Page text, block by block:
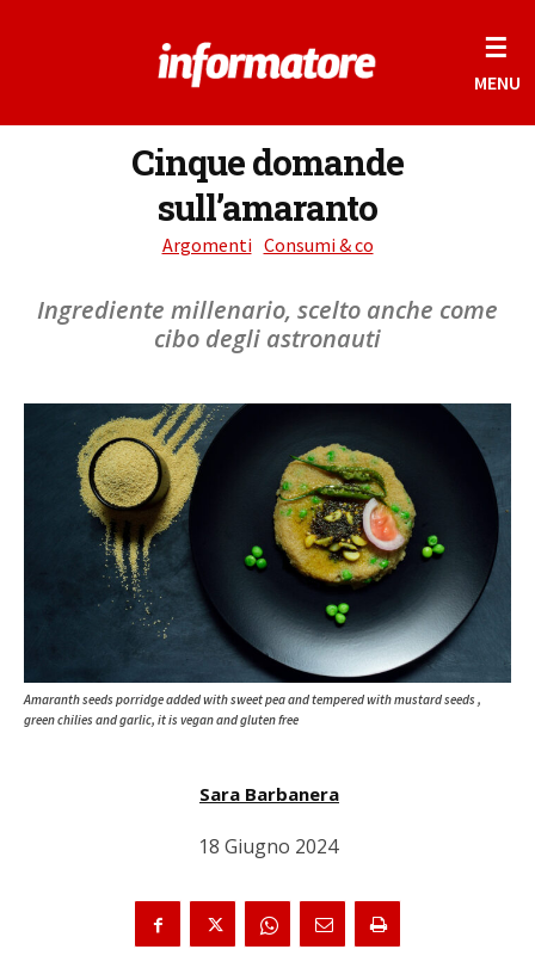
☰
MENU
Cinque domande
sull’amaranto
Argomenti Consumi & co
Ingrediente millenario, scelto anche come
cibo degli astronauti
Amaranth seeds porridge added with sweet pea and tempered with mustard seeds ,
green chilies and garlic, it is vegan and gluten free
Sara Barbanera
18 Giugno 2024